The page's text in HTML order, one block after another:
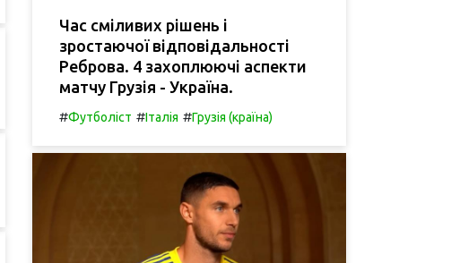
Час сміливих рішень і
зростаючої відповідальності
Реброва. 4 захоплюючі аспекти
матчу Грузія - Україна.
#Футболіст #Італія #Грузія (країна)